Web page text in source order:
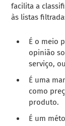
facilita a
às listas
É o meio
opinião
serviço,
É uma
como
produto.
É um